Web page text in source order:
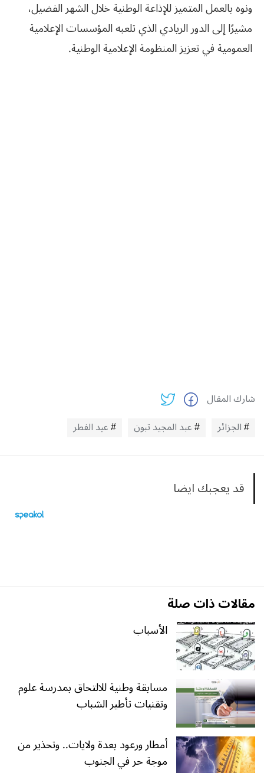
ونوه بالعمل المتميز للإذاعة الوطنية خلال الشهر الفضيل،
مشيرًا إلى الدور الريادي الذي تلعبه المؤسسات الإعلامية
العمومية في تعزيز المنظومة الإعلامية الوطنية.
شارك المقال
الجزائر
عبد المجيد تبون عيد الفطر
قد يعجبك ايضا
مقالات ذات صلة
الأسباب
مسابقة وطنية للالتحاق بمدرسة علوم
وتقنيات تأطير الشباب
أمطار ورعود بعدة ولايات.. وتحذير من
موجة حر في الجنوب